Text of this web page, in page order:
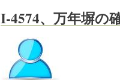
I-4574、万年塀の